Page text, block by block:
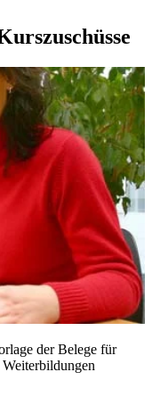
der Belege für